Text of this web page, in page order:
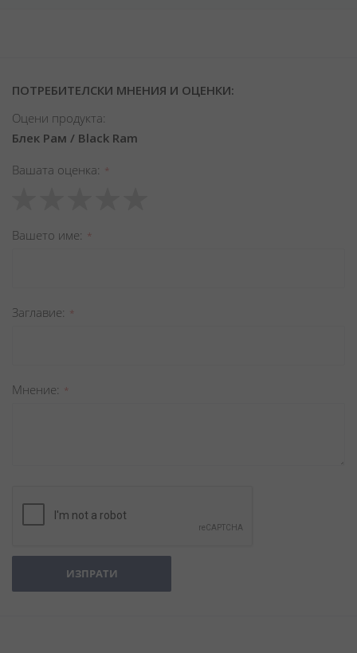
ПОТРЕБИТЕЛСКИ МНЕНИЯ И ОЦЕНКИ:
Оцени продукта:
Блек Рам / Black Ram
Вашата оценка
star
stars
stars
stars
stars
Вашето име
Заглавиe
Мнение
ИЗПРАТИ